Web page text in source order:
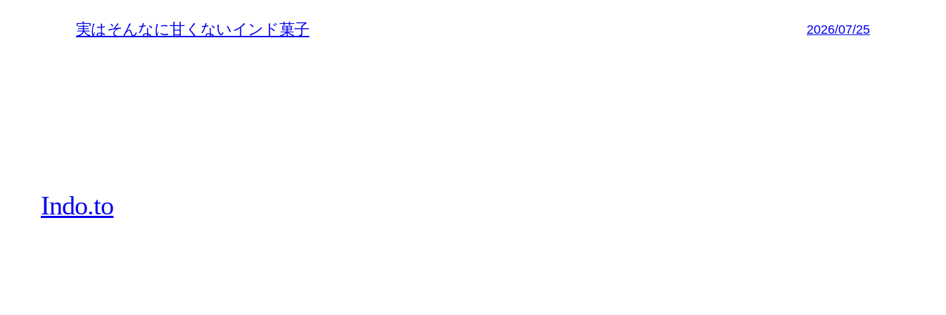
実はそんなに甘くないインド菓子 2026/07/25
Indo.to